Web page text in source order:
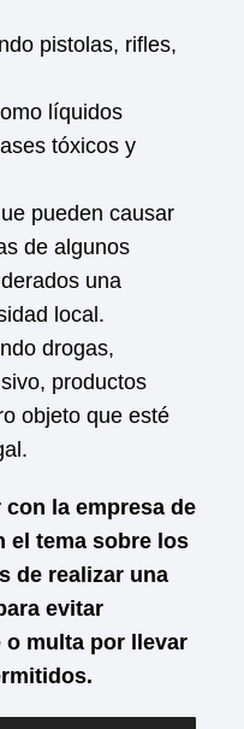
pistolas, rifles,
líquidos
tóxicos y
pueden causar
de algunos
una
local.
drogas,
productos
objeto que esté
la empresa de
el tema sobre los
de realizar una
evitar
multa por llevar